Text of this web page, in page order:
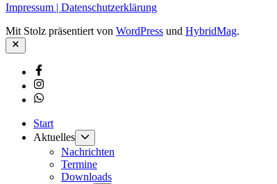
Impressum | Datenschutzerklärung
Mit Stolz präsentiert von WordPress und HybridMag.
Schließen
Facebook
Instagram
Whatsapp
Start
Aktuelles
anzeigen
Nachrichten
Termine
Downloads